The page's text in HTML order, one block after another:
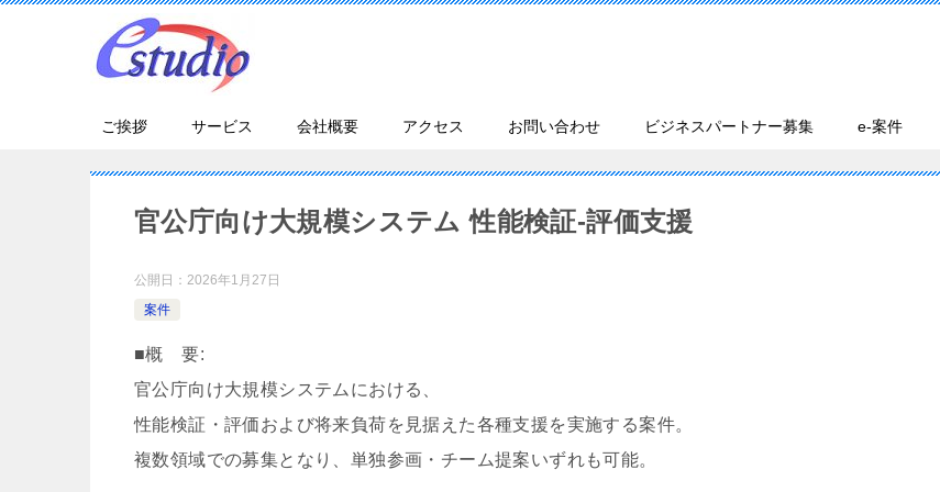
ご挨拶 サービス 会社概要 アクセス お問い合わせ ビジネスパートナー募集 e-案件
官公庁向け大規模システム 性能検証-評価支援
公開日： 2026年1月27日
案件
■概 要:
官公庁向け大規模システムにおける、
性能検証・評価および将来負荷を見据えた各種支援を実施する案件。
複数領域での募集となり、単独参画・チーム提案いずれも可能。